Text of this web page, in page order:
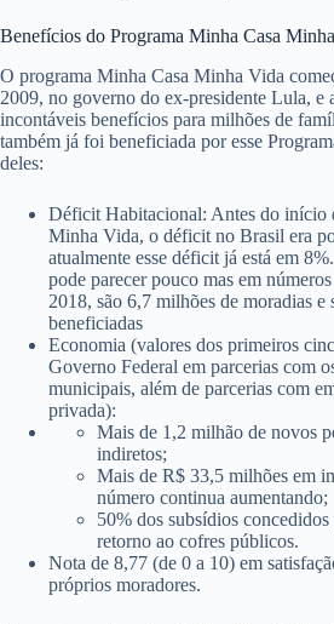
Benefícios do Programa Minha Casa
O programa Minha Casa Minha Vida
2009, no governo do ex-presidente Lula, e
incontáveis benefícios para milhões de
também já foi beneficiada por esse
deles:
Déficit Habitacional: Antes do início
Minha Vida, o déficit no Brasil era
atualmente esse déficit já está em
pode parecer pouco mas em
2018, são 6,7 milhões de moradias
beneficiadas
Economia (valores dos primeiros
Governo Federal em parcerias com
municipais, além de parcerias com
privada):
Mais de 1,2 milhão de novos
indiretos;
Mais de R$ 33,5 milhões em
número continua aumentando;
50% dos subsídios
retorno ao cofres públicos.
Nota de 8,77 (de 0 a 10) em
próprios moradores.